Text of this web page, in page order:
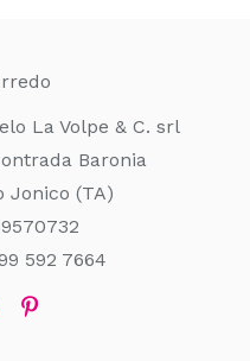
La Volpe & C. srl
Baronia
Jonico (TA)
592 7664